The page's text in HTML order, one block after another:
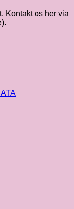
Kontakt os her via